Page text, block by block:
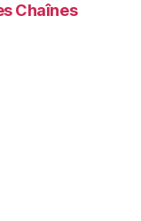
Chaînes